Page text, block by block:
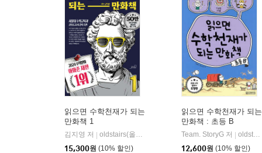
읽으면 수학천재가 되는
만화책 1
김지영 저
oldstairs(올드스테어즈)
15,300원 (10% 할인)
읽으면 수학천재가 되는
만화책 : 초등 B
Team. StoryG 저
oldstairs(올드스테어즈)
12,600원 (10% 할인)